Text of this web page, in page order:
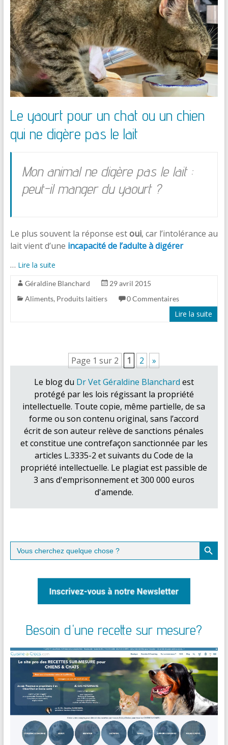
Le yaourt pour un chat ou un chien
qui ne digère pas le lait
Mon animal ne digère pas le lait :
peut-il manger du yaourt ?
Le plus souvent la réponse estoui, car l’intolérance au
lait vient d’une incapacité de l’adulte à digérer
… Lire la suite
Géraldine Blanchard
29 avril 2015
Aliments, Produits laitiers 0 Commentaires
Lire la suite
Page 1 sur 2 1 2
»
Le blog du Dr Vet Géraldine Blanchard est
protégé par les lois régissant la propriété
intellectuelle. Toute copie, même partielle, de sa
forme ou son contenu original, sans l’accord
écrit de son auteur relève de sanctions pénales
et constitue une contrefaçon sanctionnée par les
articles L.3335-2 et suivants du Code de la
propriété intellectuelle. Le plagiat est passible de
3 ans d'emprisonnement et 300 000 euros
d'amende.
Search
for:
Search Button
Besoin d'une recette sur mesure?